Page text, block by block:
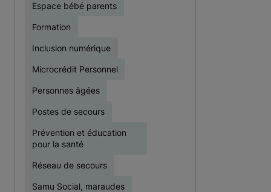
Espace bébé parents
Formation
Inclusion numérique
Microcrédit Personnel
Personnes âgées
Postes de secours
Prévention et éducation
pour la santé
Réseau de secours
Samu Social, maraudes